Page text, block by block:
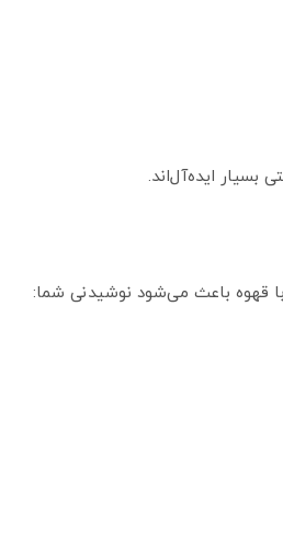
ایده‌آل‌اند.
با قهوه باعث می‌شود نوشیدنی شما: